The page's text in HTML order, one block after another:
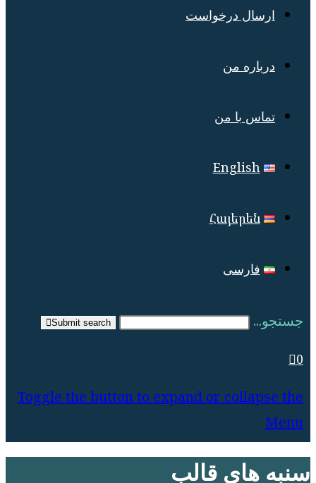
ارسال درخواست
درباره من
تماس با من
English
Հայերեն
فارسی
جستجو... Submit search
0
Toggle the button to expand or collapse the
Menu
سنبه های قالب